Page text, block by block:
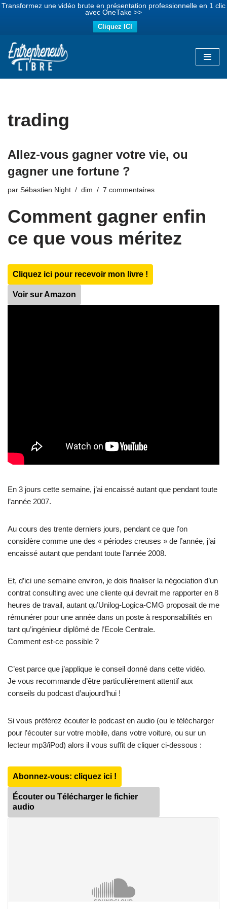
Transformez une vidéo brute en présentation professionnelle en 1 clic
avec OneTake >>
Cliquez ICI
Aller
trading
Allez-vous gagner votre vie, ou
gagner une fortune ?
par Sébastien Night dim 7 commentaires
Comment gagner enfin
ce que vous méritez
Cliquez ici pour recevoir mon livre !
Voir sur Amazon
En 3 jours cette semaine, j’ai encaissé autant que pendant toute
l’année 2007.
Au cours des trente derniers jours, pendant ce que l’on
considère comme une des « périodes creuses » de l’année, j’ai
encaissé autant que pendant toute l’année 2008.
Et, d’ici une semaine environ, je dois finaliser la négociation d’un
contrat consulting avec une cliente qui devrait me rapporter en 8
heures de travail, autant qu’Unilog-Logica-CMG proposait de me
rémunérer pour une année dans un poste à responsabilités en
tant qu’ingénieur diplômé de l’Ecole Centrale.
Comment est-ce possible ?
C’est parce que j’applique le conseil donné dans cette vidéo.
Je vous recommande d’être particulièrement attentif aux
conseils du podcast d’aujourd’hui !
Si vous préférez écouter le podcast en audio (ou le télécharger
pour l’écouter sur votre mobile, dans votre voiture, ou sur un
lecteur mp3/iPod) alors il vous suffit de cliquer ci-dessous :
Abonnez-vous: cliquez ici !
Écouter ou Télécharger le fichier
audio